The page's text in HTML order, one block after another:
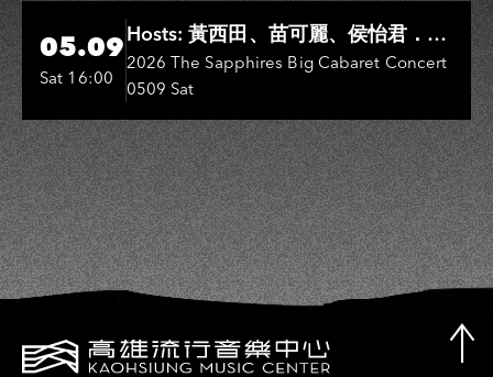
瑤
Hi-Ing Music Hall
05.09
Sat 16:00
Hosts: 黃西田、苗可麗、侯怡君．
Entertainers: 葉啟田、鳥來嬤-吳
敏、張秀卿、王彩樺、吳淑敏、施文
彬、邵大倫、曹雅雯、陳孟賢、黃露
瑤
2026 The Sapphires Big Cabaret Concert
0509 Sat